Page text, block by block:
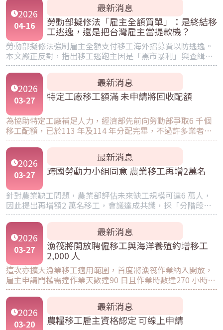
2026
04-16
最新消息
勞動部擬修法「雇主全額買單」：是終結移
工逃逸，還是把台灣雇主當提款機？
勞動部擬修法強制雇主全額支付移工海外招募費以防逃逸。
本文嚴正反對，指出移工逃跑主因是「黑市暴利」與查緝不
力，而非招募債務。此舉不僅違反全球市場機制、任由國外
仲介漫天喊價，更會讓移工「零成本」來台後肆無忌憚地逃
跑，使代墊費用的雇主求償無門。作者呼籲政府應從源頭解
決黑工問題，勿把合法雇主當成提款機。
2026
03-27
最新消息
特定工廠移工額滿 未申請將回收配額
為協助特定工廠補足人力，經濟部先前向勞動部爭取6 千個
移工配額，已於113 年及114 年分配完畢，不過許多業者反
映名額用完，現在有人力需求卻申請不到。經濟部說明，若
業者未向勞動部提出招募申請，後續會將配額回收後再開
放。至於是否擴大配額，經濟部長龔明鑫表示，會協助向勞
動部忠實反映產業意見。
2026
03-27
最新消息
跨國勞動力小組同意 農業移工再增2萬名
針對農業缺工問題，農業部評估未來缺工規模可達6 萬人，
因此提出再增額2 萬名移工，會議達成共識，採「分階段開
放」方式辦理，並以降低失聯發生率為前提條件，目前整體
產業移工失聯率約3%，但農業移工約9%，明顯偏高，因此
須採「開放與管理並行」策略。
2026
03-27
最新消息
漁筏將開放聘僱移工與海洋養殖約增移工
2,000 人
這次亦擴大漁業移工適用範圍，首度將漁筏作業納入開放，
雇主申請門檻需達作業天數達90 日且作業時數達270 小時，
評估初期漁工需求人數應在2,000 人。
2026
03-20
最新消息
農糧移工雇主資格認定 可線上申請